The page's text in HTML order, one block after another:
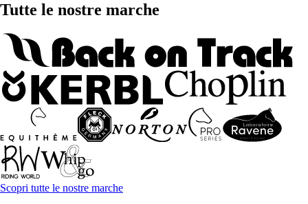
Tutte le nostre marche
Scopri tutte le nostre marche